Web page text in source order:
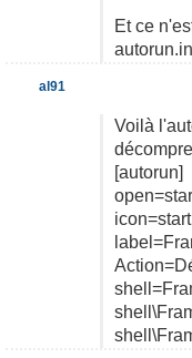
Et ce
Voilà
[autorun]
al91